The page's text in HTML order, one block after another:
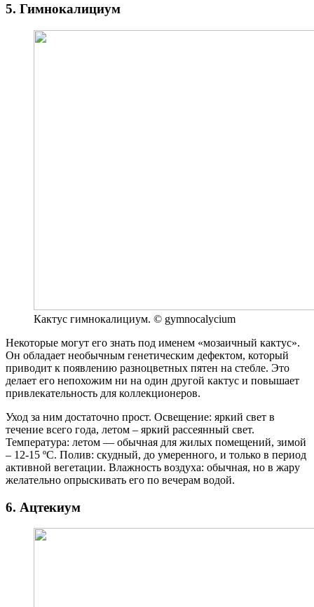
5. Гимнокалициум
Кактус гимнокалициум. © gymnocalycium
Некоторые могут его знать под именем «мозаичный кактус».
Он обладает необычным генетическим дефектом, который
приводит к появлению разноцветных пятен на стебле. Это
делает его непохожим ни на один другой кактус и повышает
привлекательность для коллекционеров.
Уход за ним достаточно прост. Освещение: яркий свет в
течение всего года, летом – яркий рассеянный свет.
Температура: летом — обычная для жилых помещений, зимой
– 12-15 ºC. Полив: скудный, до умеренного, и только в период
активной вегетации. Влажность воздуха: обычная, но в жару
желательно опрыскивать его по вечерам водой.
6. Ацтекиум